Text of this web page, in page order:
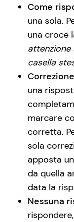
Come
una sola.
una croce
attenzione
casella
una
marcare
corretta.
sola
apposta
da quella
data la
Nessuna